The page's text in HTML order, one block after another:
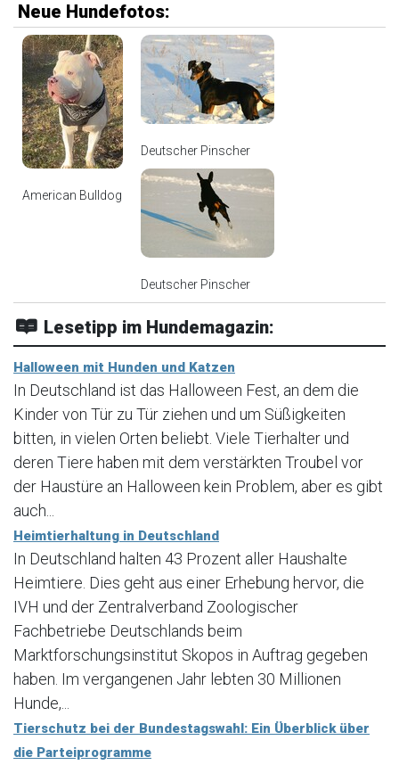
Neue Hundefotos:
American Bulldog
Deutscher Pinscher
Deutscher Pinscher
Lesetipp im Hundemagazin:
Halloween mit Hunden und Katzen
In Deutschland ist das Halloween Fest, an dem die
Kinder von Tür zu Tür ziehen und um Süßigkeiten
bitten, in vielen Orten beliebt. Viele Tierhalter und
deren Tiere haben mit dem verstärkten Troubel vor
der Haustüre an Halloween kein Problem, aber es gibt
auch...
Heimtierhaltung in Deutschland
In Deutschland halten 43 Prozent aller Haushalte
Heimtiere. Dies geht aus einer Erhebung hervor, die
IVH und der Zentralverband Zoologischer
Fachbetriebe Deutschlands beim
Marktforschungsinstitut Skopos in Auftrag gegeben
haben. Im vergangenen Jahr lebten 30 Millionen
Hunde,...
Tierschutz bei der Bundestagswahl: Ein Überblick über
die Parteiprogramme